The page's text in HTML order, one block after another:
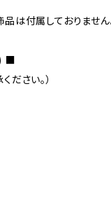
は付属しておりません
■
ださい。）